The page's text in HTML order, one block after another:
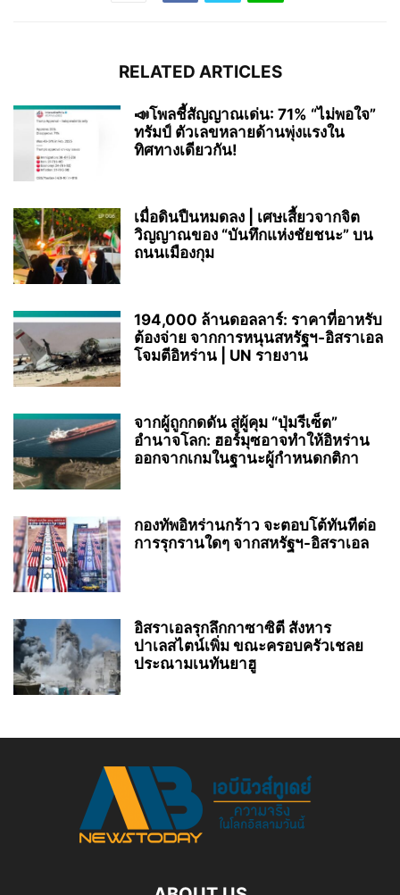
RELATED ARTICLES
📣โพลชี้สัญญาณเด่น: 71% “ไม่พอใจ”
ทรัมป์ ตัวเลขหลายด้านพุ่งแรงใน
ทิศทางเดียวกัน!
เมื่อดินปืนหมดลง | เศษเสี้ยวจากจิต
วิญญาณของ “บันทึกแห่งชัยชนะ” บน
ถนนเมืองกุม
194,000 ล้านดอลลาร์: ราคาที่อาหรับ
ต้องจ่าย จากการหนุนสหรัฐฯ‑อิสราเอล
โจมตีอิหร่าน | UN รายงาน
จากผู้ถูกกดดัน สู่ผู้คุม “ปุ่มรีเซ็ต”
อำนาจโลก: ฮอร์มุซอาจทำให้อิหร่าน
ออกจากเกมในฐานะผู้กำหนดกติกา
กองทัพอิหร่านกร้าว จะตอบโต้ทันทีต่อ
การรุกรานใดๆ จากสหรัฐฯ-อิสราเอล
อิสราเอลรุกลึกกาซาซิตี สังหาร
ปาเลสไตน์เพิ่ม ขณะครอบครัวเชลย
ประณามเนทันยาฮู